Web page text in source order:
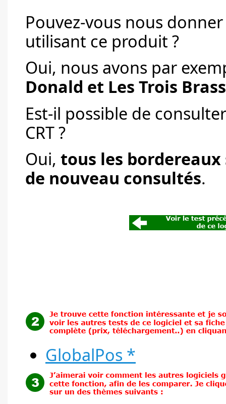
Pouvez-vous nous
utilisant ce produit ?
Oui, nous avons par
Donald et Les Trois
Est-il possible de
CRT ?
Oui, tous les
de nouveau consultés.
GlobalPos *